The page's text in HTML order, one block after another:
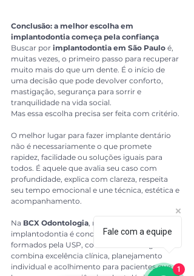
Conclusão: a melhor escolha em
implantodontia começa pela confiança
Buscar por implantodontia em São Paulo é,
muitas vezes, o primeiro passo para recuperar
muito mais do que um dente. É o início de
uma decisão que pode devolver conforto,
mastigação, segurança para sorrir e
tranquilidade na vida social.
Mas essa escolha precisa ser feita com critério.
O melhor lugar para fazer implante dentário
não é necessariamente o que promete
rapidez, facilidade ou soluções iguais para
todos. É aquele que avalia seu caso com
profundidade, explica com clareza, respeita
seu tempo emocional e une técnica, estética e
acompanhamento.
Na BCX Odontologia, no Brooklin, a
implantodontia é conduzida por especialistas
formados pela USP, com uma abordagem que
combina excelência clínica, planejamento
individual e acolhimento para pacientes que
Fale com a equipe
1